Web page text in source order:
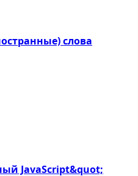
слова
JavaScript&quot;